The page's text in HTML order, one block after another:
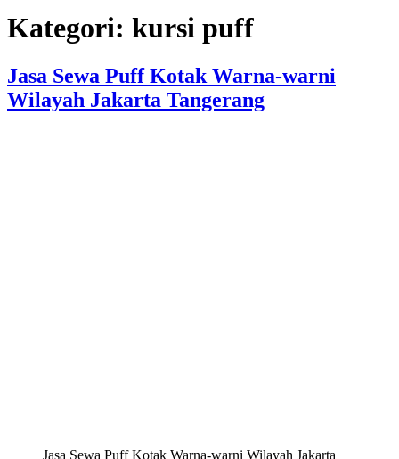
Kategori: kursi puff
Jasa Sewa Puff Kotak Warna-warni
Wilayah Jakarta Tangerang
Jasa Sewa Puff Kotak Warna-warni Wilayah Jakarta